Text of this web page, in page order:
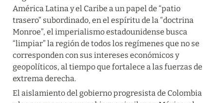
América Latina y el Caribe a un papel de “patio
trasero” subordinado, en el espíritu de la “doctrina
Monroe”, el imperialismo estadounidense busca
“limpiar” la región de todos los regímenes que no se
corresponden con sus intereses económicos y
geopolíticos, al tiempo que fortalece a las fuerzas de
extrema derecha.
El aislamiento del gobierno progresista de Colombia